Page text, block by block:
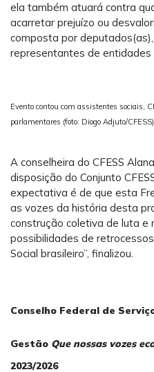
ela também atuará contra
acarretar prejuízo ou
composta por
representantes de entidades
Evento contou com assistentes sociais,
parlamentares (foto: Diogo Adjuto/CFESS)
A conselheira do CFESS
disposição do Conjunto
expectativa é de que esta
as vozes da história desta
construção coletiva de luta e
possibilidades de
Social brasileiro”, finalizou.
Conselho Federal de
Gestão Que nossas vozes
2023/2026